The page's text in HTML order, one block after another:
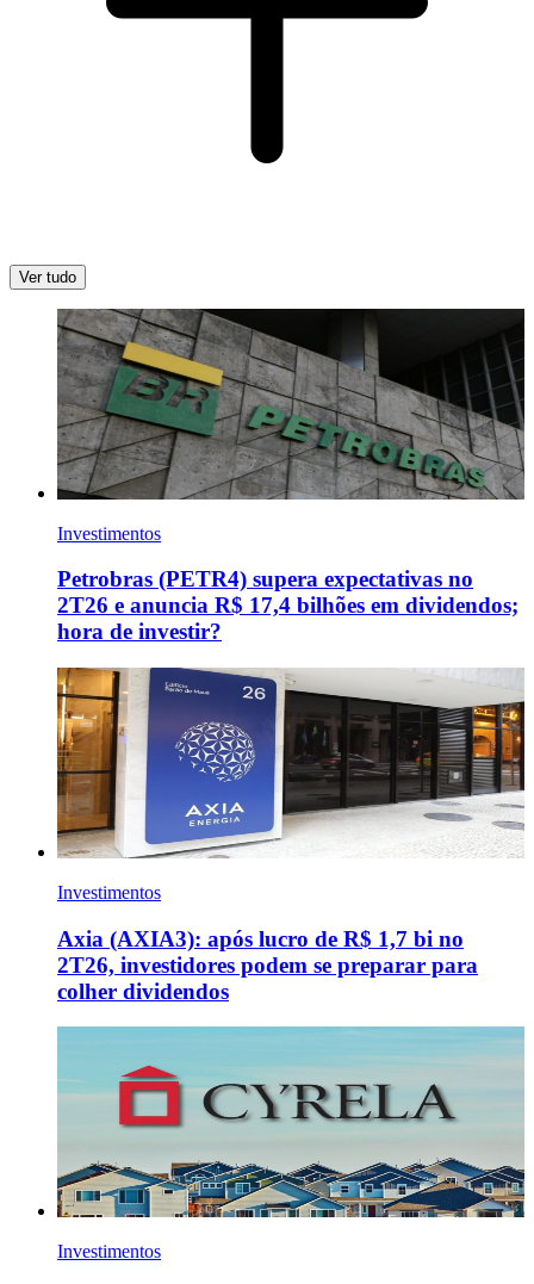
Ver tudo
Investimentos
Petrobras (PETR4) supera expectativas no
2T26 e anuncia R$ 17,4 bilhões em dividendos;
hora de investir?
Investimentos
Axia (AXIA3): após lucro de R$ 1,7 bi no
2T26, investidores podem se preparar para
colher dividendos
Investimentos